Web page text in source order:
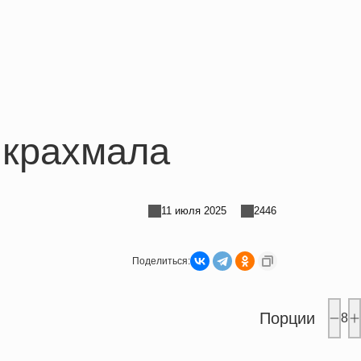
11 июля 2025 2446
Поделиться:
Порции 8